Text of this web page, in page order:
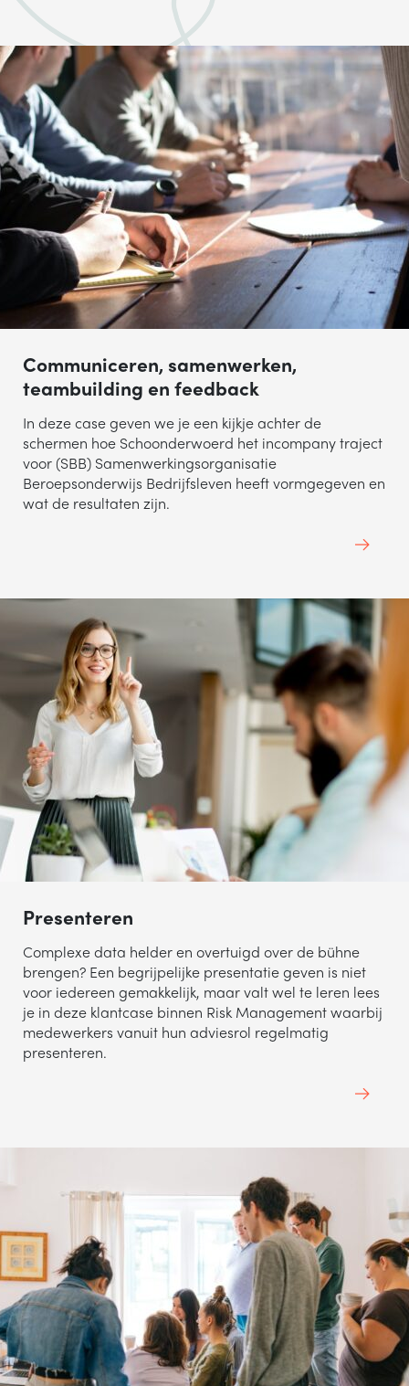
Communiceren, samenwerken,
teambuilding en feedback
In deze case geven we je een kijkje achter de
schermen hoe Schoonderwoerd het incompany traject
voor (SBB) Samenwerkingsorganisatie
Beroepsonderwijs Bedrijfsleven heeft vormgegeven en
wat de resultaten zijn.
Presenteren
Complexe data helder en overtuigd over de bühne
brengen? Een begrijpelijke presentatie geven is niet
voor iedereen gemakkelijk, maar valt wel te leren lees
je in deze klantcase binnen Risk Management waarbij
medewerkers vanuit hun adviesrol regelmatig
presenteren.